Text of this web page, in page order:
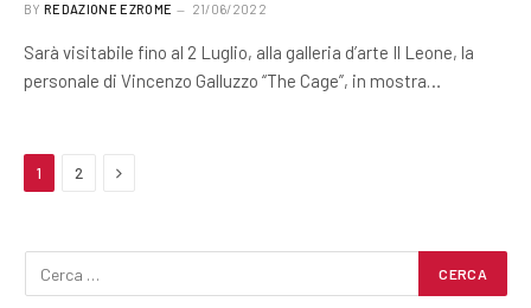
BY REDAZIONE EZROME 21/06/2022
Sarà visitabile fino al 2 Luglio, alla galleria d’arte Il Leone, la
personale di Vincenzo Galluzzo “The Cage”, in mostra…
1 2 Next